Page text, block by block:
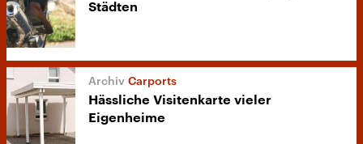
Städten
Carports
Hässliche Visitenkarte vieler
Eigenheime